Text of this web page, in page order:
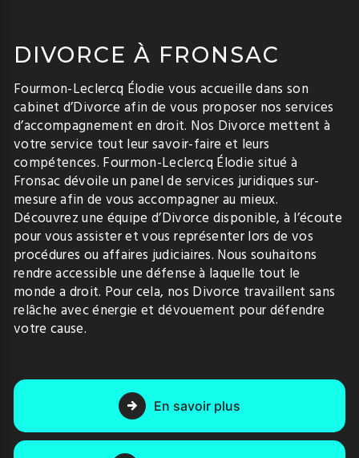
DIVORCE À FRONSAC
Fourmon-Leclercq Élodie vous accueille dans son
cabinet d’Divorce afin de vous proposer nos services
d’accompagnement en droit. Nos Divorce mettent à
votre service tout leur savoir-faire et leurs
compétences. Fourmon-Leclercq Élodie situé à
Fronsac dévoile un panel de services juridiques sur-
mesure afin de vous accompagner au mieux.
Découvrez une équipe d’Divorce disponible, à l’écoute
pour vous assister et vous représenter lors de vos
procédures ou affaires judiciaires. Nous souhaitons
rendre accessible une défense à laquelle tout le
monde a droit. Pour cela, nos Divorce travaillent sans
relâche avec énergie et dévouement pour défendre
votre cause.
En savoir plus